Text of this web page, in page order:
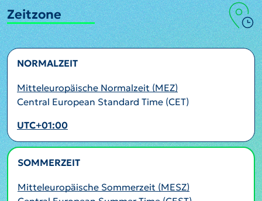
Zeitzone
NORMALZEIT
Mitteleuropäische Normalzeit (MEZ)
Central European Standard Time (CET)
UTC+01:00
SOMMERZEIT
Mitteleuropäische Sommerzeit (MESZ)